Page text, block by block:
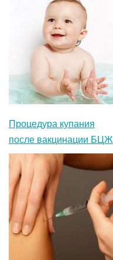
Процедура купания
после вакцинации БЦЖ